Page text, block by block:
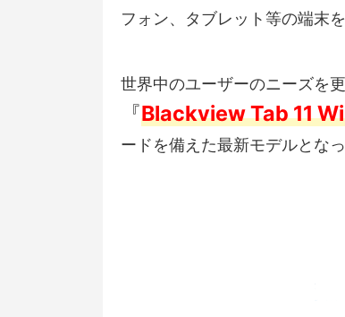
フォン、タブレット等の端末
世界中のユーザーのニーズを
『Blackview Tab 11
ードを備えた最新モデルとなっ